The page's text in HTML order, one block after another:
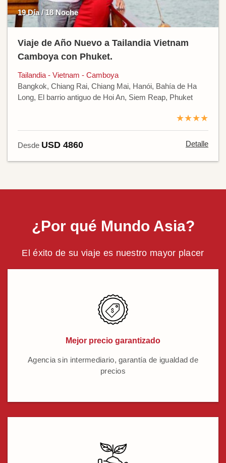
19 Día / 18 Noche
Viaje de Año Nuevo a Tailandia Vietnam
Camboya con Phuket.
Tailandia - Vietnam - Camboya
Bangkok, Chiang Rai, Chiang Mai, Hanói, Bahía de Ha
Long, El barrio antiguo de Hoi An, Siem Reap, Phuket
★★★★
Desde USD 4860 Detalle
¿Por qué Mundo Asia?
El éxito de su viaje es nuestro mayor placer
Mejor precio garantizado
Agencia sin intermediario, garantía de igualdad de
precios